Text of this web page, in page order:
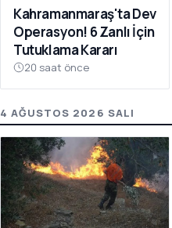
Kahramanmaraş'ta Dev
Operasyon! 6 Zanlı İçin
Tutuklama Kararı
20 saat önce
4 AĞUSTOS 2026 SALI